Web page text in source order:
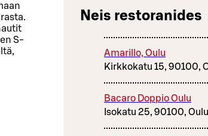
S-
Neis restoranides
Amarillo, Oulu
Kirkkokatu 15, 90100,
Bacaro Doppio Oulu
Isokatu 25, 90100, Oulu